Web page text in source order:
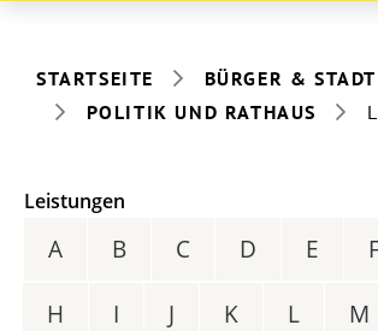
STARTSEITE
BÜRGER & STADT
POLITIK UND RATHAUS
Leistungen
A B C D E
H I J K L M